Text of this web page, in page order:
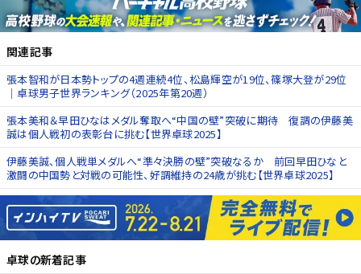
関連記事
張本智和が日本勢トップの4週連続4位、松島輝空が19位、篠塚大登が29位
｜卓球男子世界ランキング（2025年第20週）
張本美和＆早田ひなはメダル奪取へ“中国の壁”突破に期待 復調の伊藤美
誠は個人戦初の表彰台に挑む【世界卓球2025】
伊藤美誠、個人戦単メダルへ“準々決勝の壁”突破なるか 前回早田ひなと
激闘の中国勢と対戦の可能性、好調維持の24歳が挑む【世界卓球2025】
卓球の新着記事